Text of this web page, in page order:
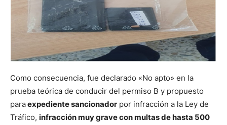
Como consecuencia, fue declarado «No apto» en la
prueba teórica de conducir del permiso B y propuesto
paraexpediente sancionador por infracción a la Ley de
Tráfico, infracción muy grave con multas de hasta 500